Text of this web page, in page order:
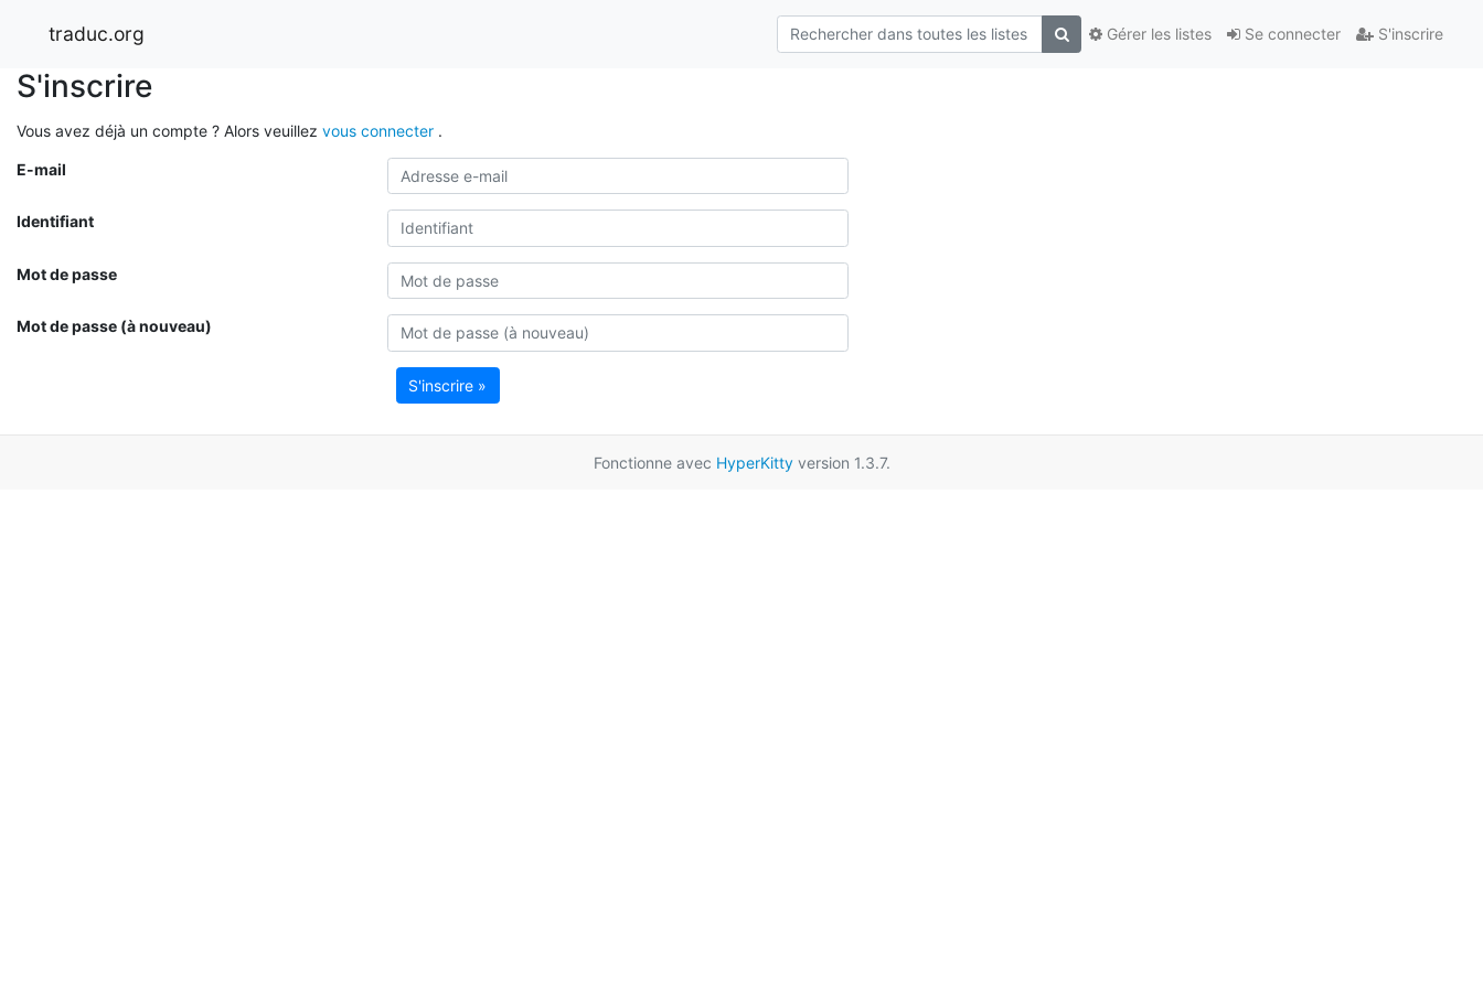
traduc.org Se connecter S'inscrire
Gérer les listes
S'inscrire
Vous avez déjà un compte ? Alors veuillez vous connecter .
E-mail
Identifiant
Mot de passe
Mot de passe (à nouveau)
S'inscrire »
Fonctionne avec HyperKittyversion 1.3.7.